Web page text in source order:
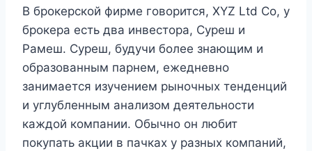
В брокерской фирме говорится, XYZ Ltd Co, у
брокера есть два инвестора, Суреш и
Рамеш. Суреш, будучи более знающим и
образованным парнем, ежедневно
занимается изучением рыночных тенденций
и углубленным анализом деятельности
каждой компании. Обычно он любит
покупать акции в пачках у разных компаний,